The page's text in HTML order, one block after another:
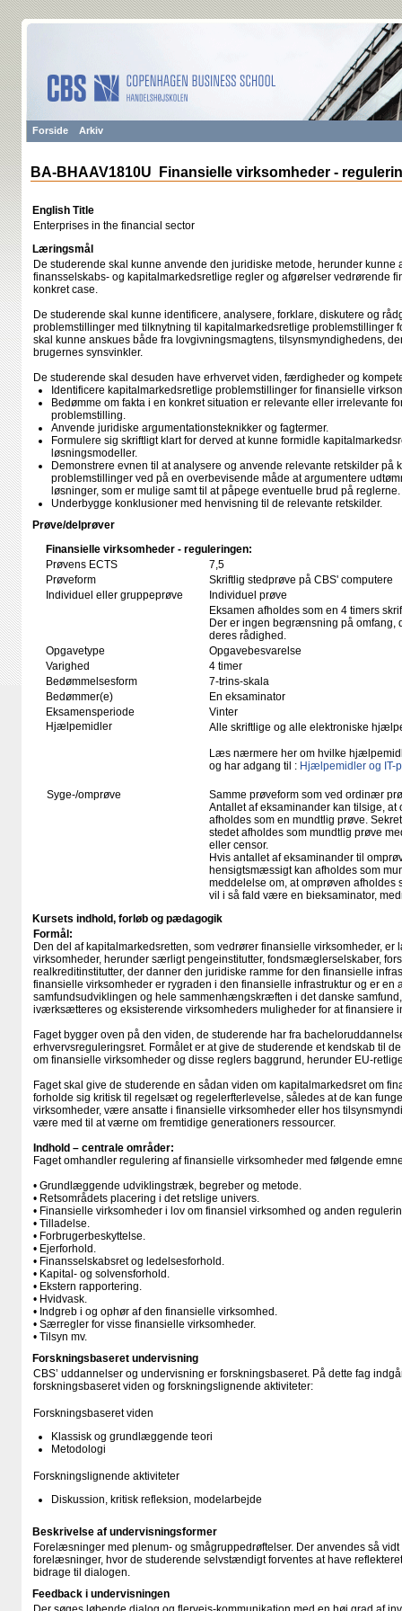
Forside Arkiv
BA-BHAAV1810U Finansielle virksomheder -
English Title
Enterprises in the financial sector
Læringsmål
De studerende skal kunne anvende den juridiske metode, herunder kunne
finansselskabs- og kapitalmarkedsretlige regler og afgørelser vedrørende
konkret case.
De studerende skal kunne identificere, analysere, forklare, diskutere og
problemstillinger med tilknytning til kapitalmarkedsretlige problemstillinger
skal kunne anskues både fra lovgivningsmagtens, tilsynsmyndighedens,
brugernes synsvinkler.
De studerende skal desuden have erhvervet viden, færdigheder og
Identificere kapitalmarkedsretlige problemstillinger for finansielle
Bedømme om fakta i en konkret situation er relevante eller irrelevante
problemstilling.
Anvende juridiske argumentationsteknikker og fagtermer.
Formulere sig skriftligt klart for derved at kunne formidle
løsningsmodeller.
Demonstrere evnen til at analysere og anvende relevante retskilder på
problemstillinger ved på en overbevisende måde at argumentere
løsninger, som er mulige samt til at påpege eventuelle brud på reglerne.
Underbygge konklusioner med henvisning til de relevante retskilder.
Prøve/delprøver
Finansielle virksomheder - reguleringen:
Prøvens ECTS
7,5
Prøveform
Skriftlig stedprøve på CBS' computere
Individuel eller gruppeprøve
Individuel prøve
Eksamen afholdes som en 4 timers
Der er ingen begrænsning på omfang,
deres rådighed.
Opgavetype
Opgavebesvarelse
Varighed
4 timer
Bedømmelsesform
7-trins-skala
Bedømmer(e)
En eksaminator
Eksamensperiode
Vinter
Hjælpemidler
Alle skriftlige og alle elektroniske
Læs nærmere her om hvilke
og har adgang til : Hjælpemidler og IT-
Syge-/omprøve
Samme prøveform som ved ordinær
Antallet af eksaminander kan tilsige,
afholdes som en mundtlig prøve.
stedet afholdes som mundtlig prøve
eller censor.
Hvis antallet af eksaminander til
hensigtsmæssigt kan afholdes som
meddelelse om, at omprøven afholdes
vil i så fald være en bieksaminator,
Kursets indhold, forløb og pædagogik
Formål:
Den del af kapitalmarkedsretten, som vedrører finansielle virksomheder,
virksomheder, herunder særligt pengeinstitutter, fondsmæglerselskaber,
realkreditinstitutter, der danner den juridiske ramme for den finansielle
finansielle virksomheder er rygraden i den finansielle infrastruktur og er en
samfundsudviklingen og hele sammenhængskræften i det danske
iværksætteres og eksisterende virksomheders muligheder for at finansiere
Faget bygger oven på den viden, de studerende har fra
erhvervsreguleringsret. Formålet er at give de studerende et kendskab til
om finansielle virksomheder og disse reglers baggrund, herunder EU-
Faget skal give de studerende en sådan viden om kapitalmarkedsret om
forholde sig kritisk til regelsæt og regelerfterlevelse, således at de kan
virksomheder, være ansatte i finansielle virksomheder eller hos
være med til at værne om fremtidige generationers ressourcer.
Indhold – centrale områder:
Faget omhandler regulering af finansielle virksomheder med følgende
• Grundlæggende udviklingstræk, begreber og metode.
• Retsområdets placering i det retslige univers.
• Finansielle virksomheder i lov om finansiel virksomhed og anden
• Tilladelse.
• Forbrugerbeskyttelse.
• Ejerforhold.
• Finansselskabsret og ledelsesforhold.
• Kapital- og solvensforhold.
• Ekstern rapportering.
• Hvidvask.
• Indgreb i og ophør af den finansielle virksomhed.
• Særregler for visse finansielle virksomheder.
• Tilsyn mv.
Forskningsbaseret undervisning
CBS’ uddannelser og undervisning er forskningsbaseret. På dette fag
forskningsbaseret viden og forskningslignende aktiviteter:
Forskningsbaseret viden
Klassisk og grundlæggende teori
Metodologi
Forskningslignende aktiviteter
Diskussion, kritisk refleksion, modelarbejde
Beskrivelse af undervisningsformer
Forelæsninger med plenum- og smågruppedrøftelser. Der anvendes så
forelæsninger, hvor de studerende selvstændigt forventes at have
bidrage til dialogen.
Feedback i undervisningen